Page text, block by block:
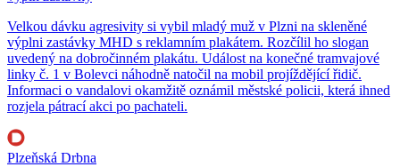
Velkou dávku agresivity si vybil mladý muž v Plzni na skleněné
výplni zastávky MHD s reklamním plakátem. Rozčílil ho slogan
uvedený na dobročinném plakátu. Událost na konečné tramvajové
linky č. 1 v Bolevci náhodně natočil na mobil projíždějící řidič.
Informaci o vandalovi okamžitě oznámil městské policii, která ihned
rozjela pátrací akci po pachateli.
Plzeňská Drbna